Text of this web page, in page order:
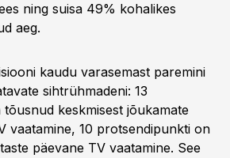
ning suisa 49% kohalikes
aeg.
kaudu varasemast paremini
sihtrühmadeni: 13
keskmisest jõukamate
vaatamine, 10 protsendipunkti on
päevane TV vaatamine. See